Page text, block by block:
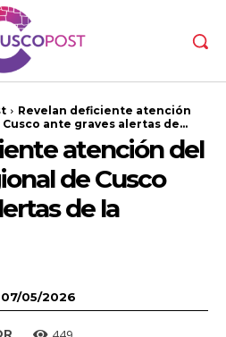
Revelan deficiente atención
ante graves alertas de...
atención del
de Cusco
de la
07/05/2026